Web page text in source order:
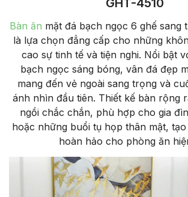
GHT-4510
Bàn ăn mặt đá bạch ngọc 6 ghế sang
là lựa chọn đẳng cấp cho những
cao sự tinh tế và tiện nghi. Nổi bật
bạch ngọc sáng bóng, vân đá đẹp
mang đến vẻ ngoài sang trọng và
ánh nhìn đầu tiên. Thiết kế bàn rộng
ngồi chắc chắn, phù hợp cho gia
hoặc những buổi tụ họp thân mật,
hoàn hảo cho phòng ăn